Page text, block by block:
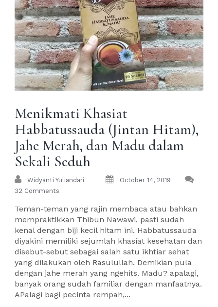
Menikmati Khasiat
Habbatussauda (Jintan Hitam),
Jahe Merah, dan Madu dalam
Sekali Seduh
Widyanti Yuliandari
October 14, 2019
32 Comments
Teman-teman yang rajin membaca atau bahkan
mempraktikkan Thibun Nawawi, pasti sudah
kenal dengan biji kecil hitam ini. Habbatussauda
diyakini memiliki sejumlah khasiat kesehatan dan
disebut-sebut sebagai salah satu ikhtiar sehat
yang dilakukan oleh Rasulullah. Demikian pula
dengan jahe merah yang ngehits. Madu? apalagi,
banyak orang sudah familiar dengan manfaatnya.
APalagi bagi pecinta rempah,...